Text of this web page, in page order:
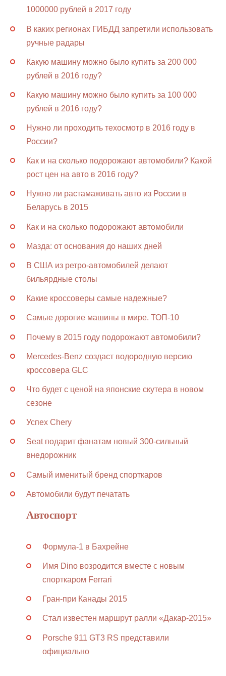
1000000 рублей в 2017 году
В каких регионах ГИБДД запретили использовать
ручные радары
Какую машину можно было купить за 200 000
рублей в 2016 году?
Какую машину можно было купить за 100 000
рублей в 2016 году?
Нужно ли проходить техосмотр в 2016 году в
России?
Как и на сколько подорожают автомобили? Какой
рост цен на авто в 2016 году?
Нужно ли растамаживать авто из России в
Беларусь в 2015
Как и на сколько подорожают автомобили
Мазда: от основания до наших дней
В США из ретро-автомобилей делают
бильярдные столы
Какие кроссоверы самые надежные?
Самые дорогие машины в мире. ТОП-10
Почему в 2015 году подорожают автомобили?
Mercedes-Benz создаст водородную версию
кроссовера GLC
Что будет с ценой на японские скутера в новом
сезоне
Успех Chery
Seat подарит фанатам новый 300-сильный
внедорожник
Самый именитый бренд спорткаров
Автомобили будут печатать
Автоспорт
Формула-1 в Бахрейне
Имя Dino возродится вместе с новым
спорткаром Ferrari
Гран-при Канады 2015
Стал известен маршрут ралли «Дакар-2015»
Porsche 911 GT3 RS представили
официально